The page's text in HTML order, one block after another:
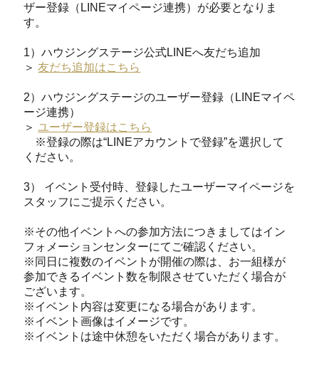
ザー登録（LINEマイページ連携）が必要となりま
す。
1）ハウジングステージ公式LINEへ友だち追加
＞友だち追加はこちら
2）ハウジングステージのユーザー登録（LINEマイペ
ージ連携）
＞ ユーザー登録はこちら
※登録の際は“LINEアカウントで登録”を選択して
ください。
3） イベント受付時、登録したユーザーマイページを
スタッフにご提示ください。
※その他イベントへの参加方法につきましてはイン
フォメーションセンターにてご確認ください。
※同日に複数のイベントが開催の際は、お一組様が
参加できるイベント数を制限させていただく場合が
ございます。
※イベント内容は変更になる場合があります。
※イベント画像はイメージです。
※イベントは途中休憩をいただく場合があります。